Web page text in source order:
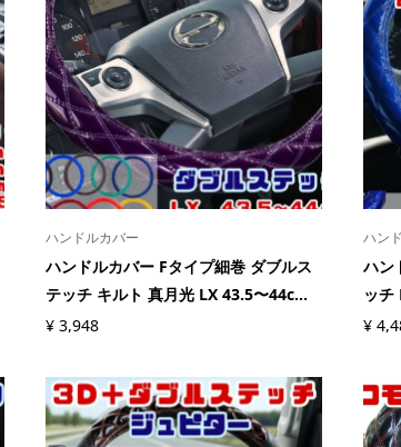
ハンドルカバー
ハンドルカバー Fタイプ細巻 ダブルス
テッチ キルト 真月光 LX 43.5〜44c...
¥3,948
ハン
ハン
ッ
¥